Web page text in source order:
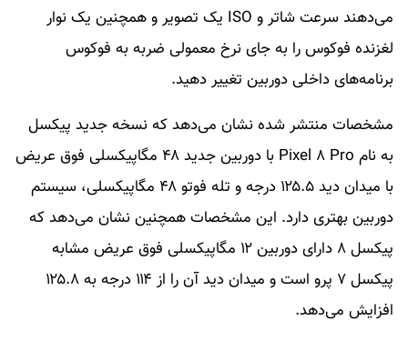
می‌دهند سرعت شاتر و ISO یک تصویر و همچنین یک نوار
لغزنده فوکوس را به جای نرخ معمولی ضربه به فوکوس
برنامه‌های داخلی دوربین تغییر دهید.
مشخصات منتشر شده نشان می‌دهد که نسخه جدید پیکسل
به نام Pixel ۸ Pro با دوربین جدید ۴۸ مگاپیکسلی فوق عریض
با میدان دید ۱۲۵.۵ درجه و تله فوتو ۴۸ مگاپیکسلی، سیستم
دوربین بهتری دارد. این مشخصات همچنین نشان می‌دهد که
پیکسل ۸ دارای دوربین ۱۲ مگاپیکسلی فوق عریض مشابه
پیکسل ۷ پرو است و میدان دید آن را از ۱۱۴ درجه به ۱۲۵.۸
افزایش می‌دهد.